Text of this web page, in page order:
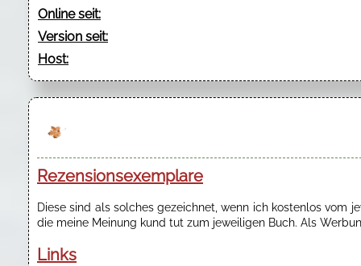
Online seit:
Version seit:
Host:
Rezensionsexemplare
Diese sind als solches gezeichnet, wenn ich kostenlos vom
die meine Meinung kund tut zum jeweiligen Buch. Als
Links